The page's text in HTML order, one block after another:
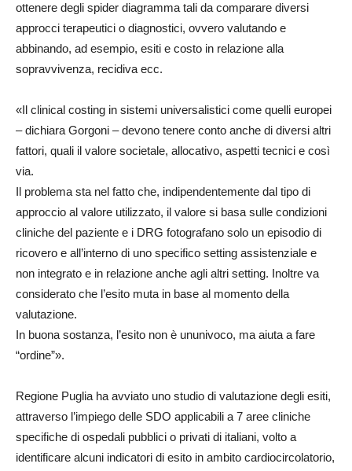
ottenere degli spider diagramma tali da comparare diversi
approcci terapeutici o diagnostici, ovvero valutando e
abbinando, ad esempio, esiti e costo in relazione alla
sopravvivenza, recidiva ecc.
«Il clinical costing in sistemi universalistici come quelli europei
– dichiara Gorgoni –devono tenere conto anche di diversi altri
fattori, quali il valore societale, allocativo, aspetti tecnici e così
via.
Il problema sta nel fatto che, indipendentemente dal tipo di
approccio al valore utilizzato, il valore si basa sulle condizioni
cliniche del paziente e i DRG fotografano solo un episodio di
ricovero e all’interno di uno specifico setting assistenziale e
non integrato e in relazione anche agli altri setting. Inoltre va
considerato che l’esito muta in base al momento della
valutazione.
In buona sostanza, l’esito non è ununivoco, ma aiuta a fare
“ordine”».
Regione Puglia ha avviato uno studio di valutazione degli esiti,
attraverso l’impiego delle SDO applicabili a 7 aree cliniche
specifiche di ospedali pubblici o privati di italiani, volto a
identificare alcuni indicatori di esito in ambito cardiocircolatorio,